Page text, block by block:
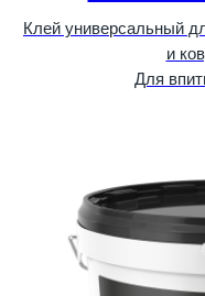
Клей универсальный
и
Для